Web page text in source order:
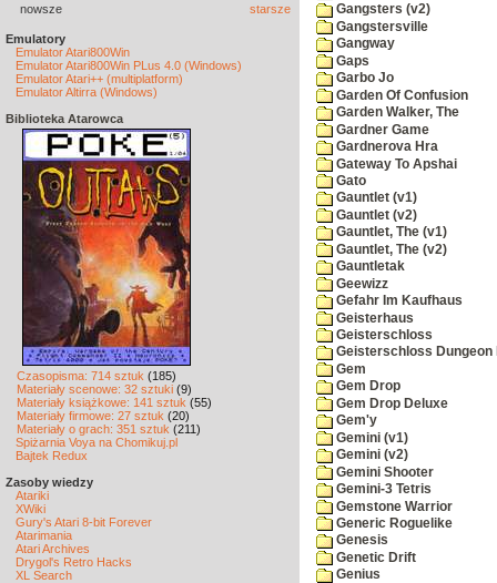
nowsze starsze
Emulatory
Emulator Atari800Win
Emulator Atari800Win PLus 4.0 (Windows)
Emulator Atari++ (multiplatform)
Emulator Altirra (Windows)
Biblioteka Atarowca
Czasopisma: 714 sztuk (185)
Materiały scenowe: 32 sztuki (9)
Materiały książkowe: 141 sztuk (55)
Materiały firmowe: 27 sztuk (20)
Materiały o grach: 351 sztuk (211)
Spiżarnia Voya na Chomikuj.pl
Bajtek Redux
Zasoby wiedzy
Atariki
XWiki
Gury's Atari 8-bit Forever
Atarimania
Atari Archives
Drygol's Retro Hacks
XL Search
Gangsters (v2)
Gangstersville
Gangway
Gaps
Garbo Jo
Garden Of Confusion
Garden Walker, The
Gardner Game
Gardnerova Hra
Gateway To Apshai
Gato
Gauntlet (v1)
Gauntlet (v2)
Gauntlet, The (v1)
Gauntlet, The (v2)
Gauntletak
Geewizz
Gefahr Im Kaufhaus
Geisterhaus
Geisterschloss
Geisterschloss Dungeon
Gem
Gem Drop
Gem Drop Deluxe
Gem'y
Gemini (v1)
Gemini (v2)
Gemini Shooter
Gemini-3 Tetris
Gemstone Warrior
Generic Roguelike
Genesis
Genetic Drift
Genius